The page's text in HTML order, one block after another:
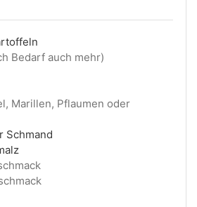
Bedarf auch mehr)
Marillen, Pflaumen oder
Schmand